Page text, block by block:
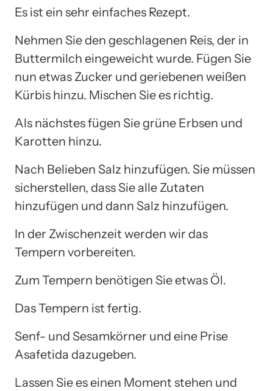
Es ist ein sehr einfaches Rezept.
Nehmen Sie den geschlagenen Reis, der in
Buttermilch eingeweicht wurde. Fügen Sie
nun etwas Zucker und geriebenen weißen
Kürbis hinzu. Mischen Sie es richtig.
Als nächstes fügen Sie grüne Erbsen und
Karotten hinzu.
Nach Belieben Salz hinzufügen. Sie müssen
sicherstellen, dass Sie alle Zutaten
hinzufügen und dann Salz hinzufügen.
In der Zwischenzeit werden wir das
Tempern vorbereiten.
Zum Tempern benötigen Sie etwas Öl.
Das Tempern ist fertig.
Senf- und Sesamkörner und eine Prise
Asafetida dazugeben.
Lassen Sie es einen Moment stehen und